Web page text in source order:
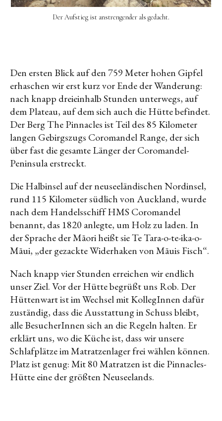
Der Aufstieg ist anstrengender als gedacht.
Den ersten Blick auf den 759 Meter hohen Gipfel
erhaschen wir erst kurz vor Ende der Wanderung:
nach knapp dreieinhalb Stunden unterwegs, auf
dem Plateau, auf dem sich auch die Hütte befindet.
Der Berg The Pinnacles ist Teil des 85 Kilometer
langen Gebirgszugs Coromandel Range, der sich
über fast die gesamte Länger der Coromandel-
Peninsula erstreckt.
Die Halbinsel auf der neuseeländischen Nordinsel,
rund 115 Kilometer südlich von Auckland, wurde
nach dem Handelsschiff HMS Coromandel
benannt, das 1820 anlegte, um Holz zu laden. In
der Sprache der Māori heißt sie Te Tara-o-te-ika-o-
Māui, „der gezackte Widerhaken von Māuis Fisch“.
Nach knapp vier Stunden erreichen wir endlich
unser Ziel. Vor der Hütte begrüßt uns Rob. Der
Hüttenwart ist im Wechsel mit KollegInnen dafür
zuständig, dass die Ausstattung in Schuss bleibt,
alle BesucherInnen sich an die Regeln halten. Er
erklärt uns, wo die Küche ist, dass wir unsere
Schlafplätze im Matratzenlager frei wählen können.
Platz ist genug: Mit 80 Matratzen ist die Pinnacles-
Hütte eine der größten Neuseelands.